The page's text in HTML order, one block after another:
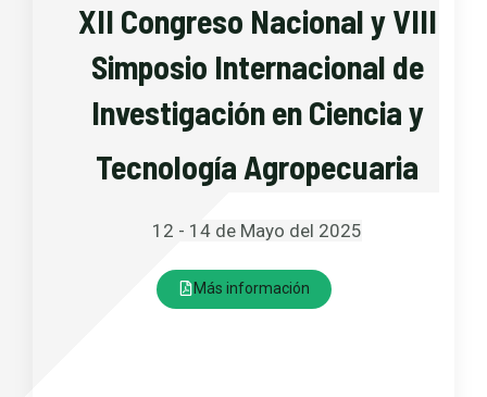
XII Congreso Nacional y VIII
Simposio Internacional de
Investigación en Ciencia y
Tecnología Agropecuaria
12 - 14 de Mayo del 2025
Más información